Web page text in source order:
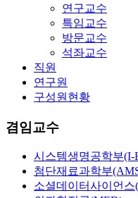
연구교수
특임교수
방문교수
석좌교수
직원
연구원
구성원현황
겸임교수
시스템생명공학부(I-
첨단재료과학부
소셜데이터사이언스